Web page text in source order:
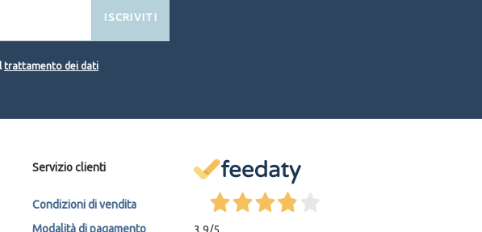
ISCRIVITI
trattamento dei dati
Servizio clienti
Condizioni di vendita
Modalità di pagamento
3,9/5